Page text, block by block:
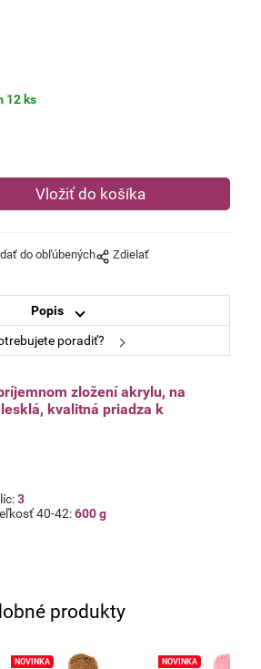
12 ks
do obľúbených Zdielať
Popis
poradiť?
zložení akrylu, na
kvalitná priadza k
3
40-42:600 g
produkty
NOVINKA NOVINKA